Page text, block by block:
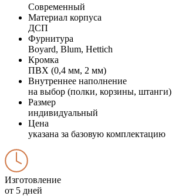
Современный
Материал корпуса
ДСП
Фурнитура
Boyard, Blum, Hettich
Кромка
ПВХ (0,4 мм, 2 мм)
Внутреннее наполнение
на выбор (полки, корзины, штанги)
Размер
индивидуальный
Цена
указана за базовую комплектацию
Изготовление
от 5 дней